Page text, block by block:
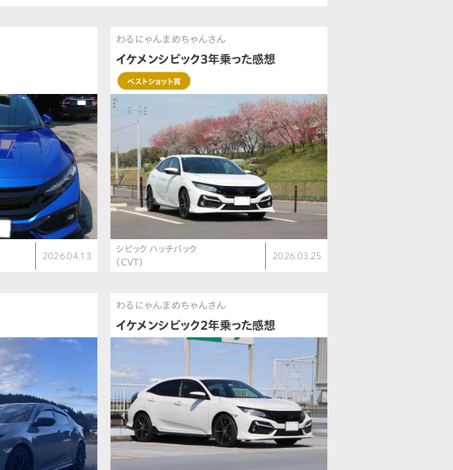
2026.04.13
わるにゃんまめちゃんさん
イケメンシビック3年乗った感想
ベストショット賞
シビック ハッチバック
（CVT）
2026.03.25
わるにゃんまめちゃんさん
イケメンシビック2年乗った感想